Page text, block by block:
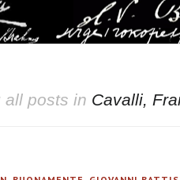
all posts in Cavalli,